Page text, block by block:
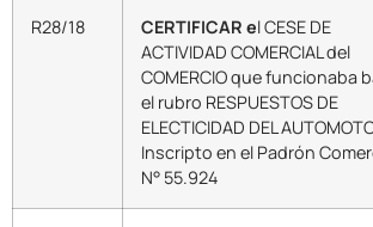
R28/18 CERTIFICAR el CESE DE
ACTIVIDAD COMERCIAL del
COMERCIO que funcionaba
el rubro RESPUESTOS DE
ELECTICIDAD DEL
Inscripto en el Padrón
N° 55.924